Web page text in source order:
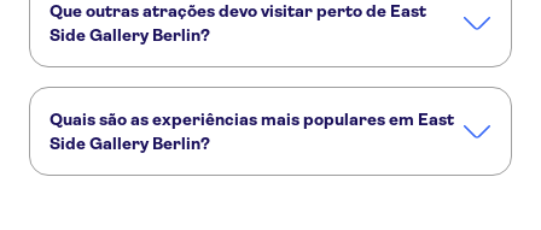
Que outras atrações devo visitar perto de East
Side Gallery Berlin?
Ilha dos Museus River Spree
Quais são as experiências mais populares em East
Side Gallery Berlin?